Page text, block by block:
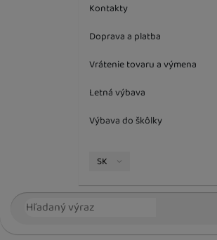
Kontakty
Doprava a platba
Vrátenie tovaru a výmena
Letná výbava
Výbava do škôlky
Jazyková verzia
SK
Vyhľadávanie